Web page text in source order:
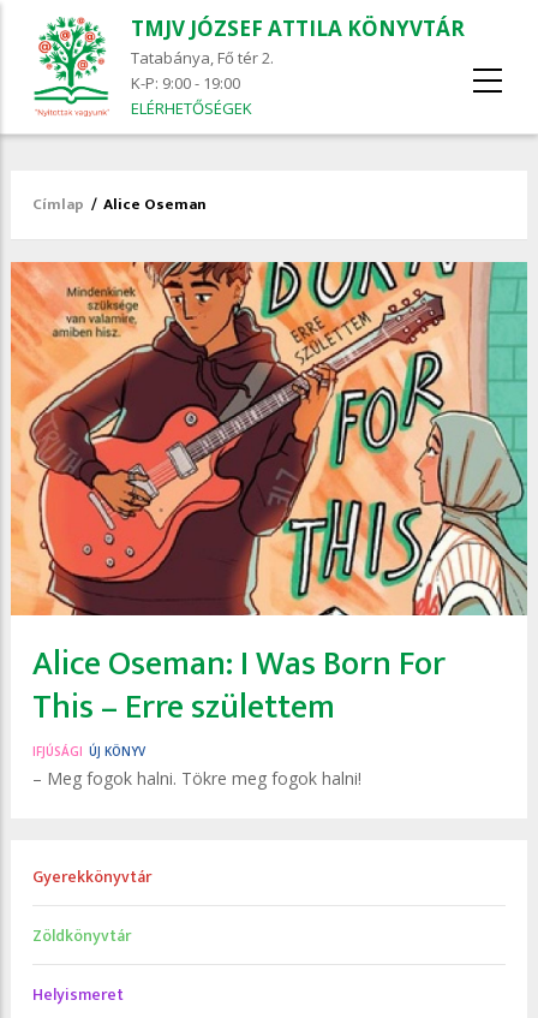
TMJV JÓZSEF ATTILA KÖNYVTÁR
Tatabánya, Fő tér 2.
K-P: 9:00 - 19:00
ELÉRHETŐSÉGEK
Morzsa
Címlap / Alice Oseman
Alice Oseman: I ​Was Born For
This – Erre születtem
IFJÚSÁGI ÚJ KÖNYV
– Meg fogok halni. Tökre meg fogok halni!
Gyerekkönyvtár
Zöldkönyvtár
Helyismeret